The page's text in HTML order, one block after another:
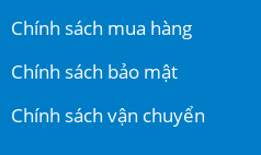
Chính sách mua hàng
Chính sách bảo mật
Chính sách vận chuyển